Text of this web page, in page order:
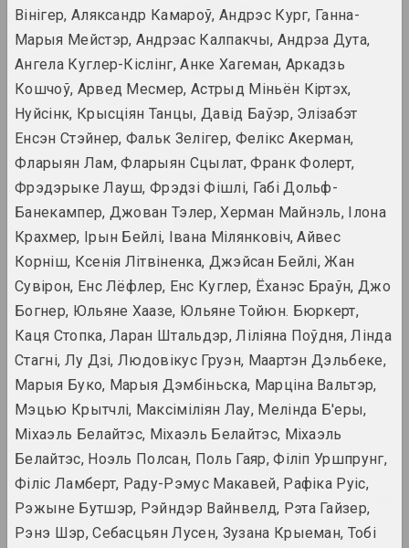
Уладзімір Парфянок
Віленскі альбом
2024. персанальная выстава
КУРС ТУГА
2024. выстава
Матэрыя мастацтва
2024. масштабная выстаўка
Нацюрморт. Краявід
2024. персанальная выстава
Пачуццё бяспекі
2024. групавы праект
Святло і страты на паперы
2024. выстава
Страсці па архітэктуры
2024. масштабная выстаўка
Часам я трымаюся за паветра
2024. масштабная выстаўка
Вінігер, Аляксандр Камароў, Андрэс Кург, Ганна-
Марыя Мейстэр, Андрэас Калпакчы, Андрэа Дута,
Ангела Куглер-Кіслінг, Анке Хагеман, Аркадзь
Кошчоў, Арвед Месмер, Астрыд Міньён Кіртэх,
Нуйсінк, Крысціян Танцы, Давід Баўэр, Элізабэт
Енсэн Стэйнер, Фальк Зелігер, Фелікс Акерман,
Фларыян Лам, Фларыян Сцылат, Франк Фолерт,
Фрэдэрыке Лауш, Фрэдзі Фішлі, Габі Дольф-
Банекампер, Джован Тэлер, Херман Майнэль, Ілона
Крахмер, Ірын Бейлі, Івана Мілянковіч, Айвес
Корніш, Ксенія Літвіненка, Джэйсан Бейлі, Жан
Сувірон, Енс Лёфлер, Енс Куглер, Ёханэс Браўн, Джо
Богнер, Юльяне Хаазе, Юльяне Тойюн. Бюркерт,
Каця Стопка, Ларан Штальдэр, Ліліяна Поўдня, Лінда
Стагні, Лу Дзі, Людовікус Груэн, Маартэн Дэльбеке,
Марыя Буко, Марыя Дэмбіньска, Марціна Вальтэр,
Мэцью Крытчлі, Максіміліян Лау, Мелінда Б'еры,
Міхаэль Белайтэс, Міхаэль Белайтэс, Міхаэль
Белайтэс, Ноэль Полсан, Поль Гаяр, Філіп Уршпрунг,
Філіс Ламберт, Раду-Рэмус Макавей, Рафіка Руіс,
Рэжыне Бутшэр, Рэйндэр Вайнвелд, Рэта Гайзер,
Рэнэ Шэр, Себасцьян Лусен, Зузана Крыеман, Тобі